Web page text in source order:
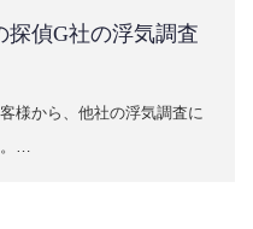
探偵G社の浮気調査
様から、他社の浮気調査に
…